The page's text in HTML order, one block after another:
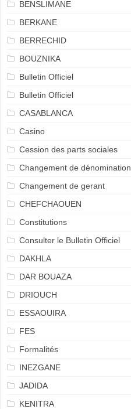
BENSLIMANE
BERKANE
BERRECHID
BOUZNIKA
Bulletin Officiel
Bulletin Officiel
CASABLANCA
Casino
Cession des parts sociales
Changement de dénomination
Changement de gerant
CHEFCHAOUEN
Constitutions
Consulter le Bulletin Officiel
DAKHLA
DAR BOUAZA
DRIOUCH
ESSAOUIRA
FES
Formalités
INEZGANE
JADIDA
KENITRA